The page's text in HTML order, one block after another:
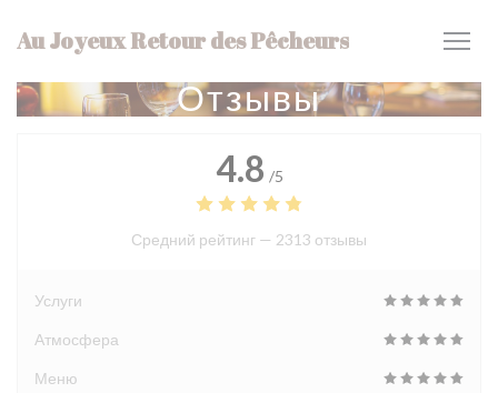
Au Joyeux Retour des Pêcheurs
Отзывы
4.8 /5
Средний рейтинг — 2313 отзывы
Услуги
Атмосфера
Меню